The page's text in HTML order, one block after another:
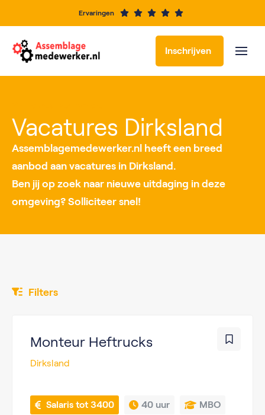
Ervaringen
Inschrijven
Vacatures Dirksland
Assemblagemedewerker.nl heeft een breed
aanbod aan vacatures in Dirksland.
Ben jij op zoek naar nieuwe uitdaging in deze
omgeving? Solliciteer snel!
Filters
Monteur Heftrucks
Dirksland
Salaris tot 3400 40 uur MBO